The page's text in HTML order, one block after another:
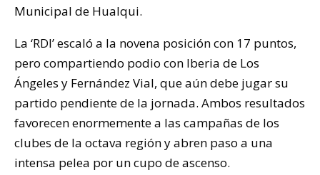
Municipal de Hualqui.
La ‘RDI’ escaló a la novena posición con 17 puntos,
pero compartiendo podio con Iberia de Los
Ángeles y Fernández Vial, que aún debe jugar su
partido pendiente de la jornada. Ambos resultados
favorecen enormemente a las campañas de los
clubes de la octava región y abren paso a una
intensa pelea por un cupo de ascenso.